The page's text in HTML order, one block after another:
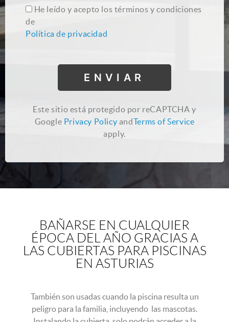
He leído y acepto los términos y condiciones
de
Política de privacidad
Este sitio está protegido por reCAPTCHA y
Google Privacy Policy andTerms of Service
apply.
BAÑARSE EN CUALQUIER
ÉPOCA DEL AÑO GRACIAS A
LAS CUBIERTAS PARA PISCINAS
EN ASTURIAS
También son usadas cuando la piscina resulta un
peligro para la familia, incluyendo las mascotas.